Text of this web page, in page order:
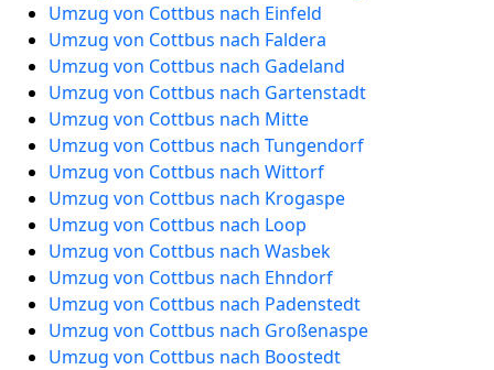
Umzug von Cottbus nach Einfeld
Umzug von Cottbus nach Faldera
Umzug von Cottbus nach Gadeland
Umzug von Cottbus nach Gartenstadt
Umzug von Cottbus nach Mitte
Umzug von Cottbus nach Tungendorf
Umzug von Cottbus nach Wittorf
Umzug von Cottbus nach Krogaspe
Umzug von Cottbus nach Loop
Umzug von Cottbus nach Wasbek
Umzug von Cottbus nach Ehndorf
Umzug von Cottbus nach Padenstedt
Umzug von Cottbus nach Großenaspe
Umzug von Cottbus nach Boostedt